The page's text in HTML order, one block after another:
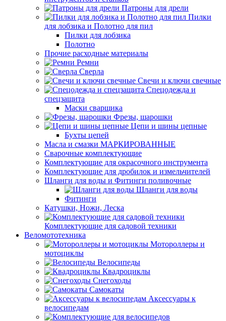
Патроны для дрели
Пилки
для лобзика и Полотно для пил
Пилки для лобзика
Полотно
Прочие расходные материалы
Ремни
Сверла
Свечи и ключи свечные
Спецодежда и
спецзащита
Маски сварщика
Фрезы, шарошки
Цепи и шины цепные
Бухты цепей
Масла и смазки МАРКИРОВАННЫЕ
Сварочные комплектующие
Комплектующие для окрасочного инструмента
Комплектующие для дробилок и измельчителей
Шланги для воды и Фитинги поливочные
Шланги для воды
Фитинги
Катушки, Ножи, Леска
Комплектующие для садовой техники
Веломототехника
Мотороллеры и
мотоциклы
Велосипеды
Квадроциклы
Снегоходы
Самокаты
Аксессуары к
велосипедам